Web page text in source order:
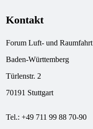
Kontakt
Forum Luft- und Raumfahrt
Baden-Württemberg
Türlenstr. 2
70191 Stuttgart
Tel.: +49 711 99 88 70-90